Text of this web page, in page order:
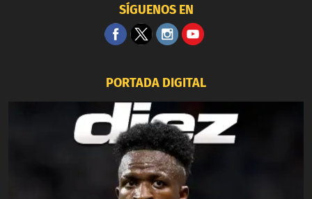
SÍGUENOS EN
PORTADA DIGITAL